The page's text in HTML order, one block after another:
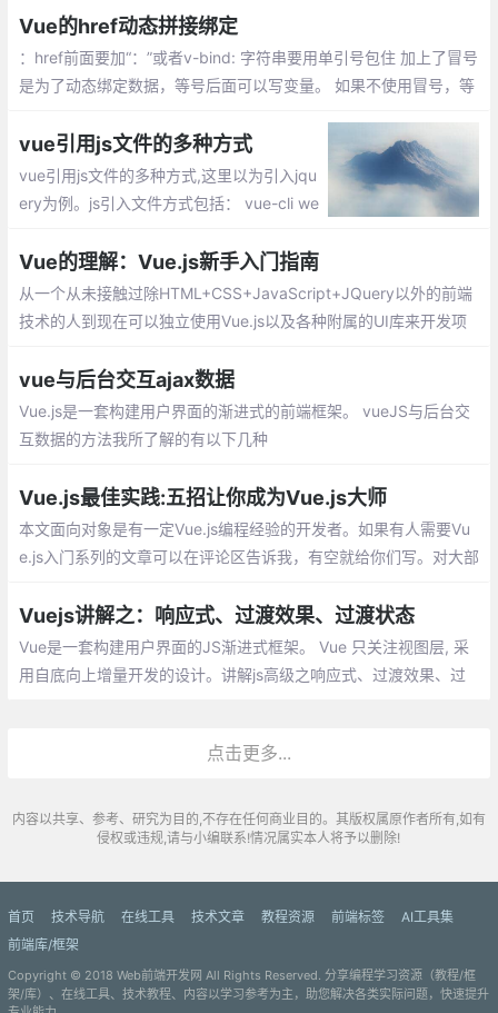
次就可以了，避免每个组件都重新写再一篇
的麻烦。
Vue的href动态拼接绑定
：href前面要加“：”或者v-bind: 字符串要用单引号包住 加上了冒号
是为了动态绑定数据，等号后面可以写变量。 如果不使用冒号，等
数据了
vue引用js文件的多种方式
vue引用js文件的多种方式,这里以为引入jqu
ery为例。js引入文件方式包括： vue-cli we
的方法、单vue页面引用内部js方法
Vue的理解：Vue.js新手入门指南
从一个从未接触过除HTML+CSS+JavaScript+JQuery以外的前端
技术的人到现在可以独立使用Vue.js以及各种附属的UI库来开发项
vue与后台交互ajax数据
Vue.js是一套构建用户界面的渐进式的前端框架。 vueJS与后台交
互数据的方法我所了解的有以下几种
Vue.js最佳实践:五招让你成为Vue.js大师
本文面向对象是有一定Vue.js编程经验的开发者。如果有人需要Vu
e.js入门系列的文章可以在评论区告诉我，有空就给你们写。对大部
网站
Vuejs讲解之：响应式、过渡效果、过渡状态
Vue是一套构建用户界面的JS渐进式框架。 Vue 只关注视图层, 采
用自底向上增量开发的设计。讲解js高级之响应式、过渡效果、过
点击更多...
内容以共享、参考、研究为目的,不存在任何商业目的。其版权属原作者所有,如有
侵权或违规,请与小编联系!情况属实本人将予以删除!
首页 技术导航 在线工具 技术文章 教程资源 前端标签
AI工具集
前端库/框架